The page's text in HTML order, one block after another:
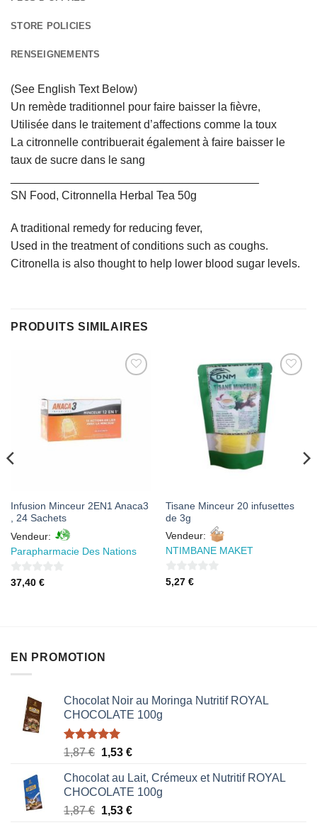
STORE POLICIES
RENSEIGNEMENTS
(See English Text Below)
Un remède traditionnel pour faire baisser la fièvre,
Utilisée dans le traitement d’affections comme la toux
La citronnelle contribuerait également à faire baisser le
taux de sucre dans le sang
SN Food, Citronnella Herbal Tea 50g
A traditional remedy for reducing fever,
Used in the treatment of conditions such as coughs.
Citronella is also thought to help lower blood sugar levels.
PRODUITS SIMILAIRES
À MES
FAVORIS
Infusion Minceur 2EN1 Anaca3
, 24 Sachets
Vendeur:
Parapharmacie Des Nations
0
37,40 €
AJOUTER
À MES
FAVORIS
Tisane Minceur 20 infusettes
de 3g
Vendeur:
NTIMBANE MAKET
0
5,27 €
EN PROMOTION
Chocolat Noir au Moringa Nutritif ROYAL
CHOCOLATE 100g
Note5.00
1,87€ Le
initial
était :
1,87 €.
1,53 €Le
actuel
est :
1,53 €.
Chocolat au Lait, Crémeux et Nutritif ROYAL
CHOCOLATE 100g
1,87€ Le
1,53 €Le